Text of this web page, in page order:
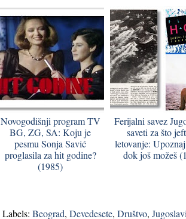
Novogodišnji program TV
BG, ZG, SA: Koju je
pesmu Sonja Savić
proglasila za hit godine?
(1985)
Ferijalni savez
saveti za što
letovanje:
dok još možeš
Labels: Beograd, Devedesete, Društvo,